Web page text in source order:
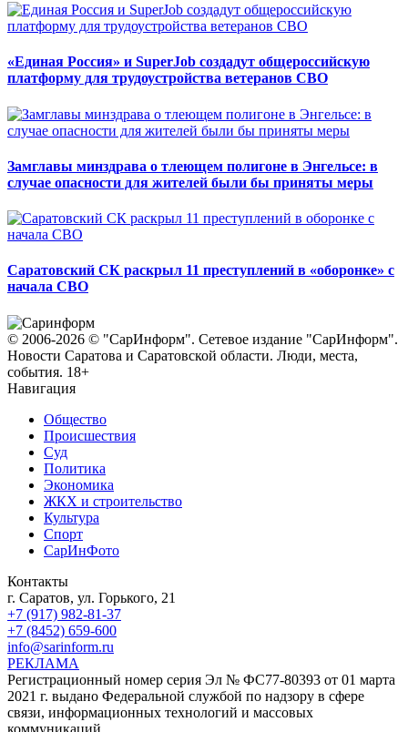
«Единая Россия» и SuperJob создадут общероссийскую
платформу для трудоустройства ветеранов СВО
Замглавы минздрава о тлеющем полигоне в Энгельсе: в
случае опасности для жителей были бы приняты меры
Саратовский СК раскрыл 11 преступлений в «оборонке» с
начала СВО
© 2006-2026 © "СарИнформ". Сетевое издание "СарИнформ".
Новости Саратова и Саратовской области. Люди, места,
события. 18+
Навигация
Общество
Происшествия
Суд
Политика
Экономика
ЖКХ и строительство
Культура
Спорт
СарИнФото
Контакты
г. Саратов, ул. Горького, 21
+7 (917) 982-81-37
+7 (8452) 659-600
info@sarinform.ru
РЕКЛАМА
Регистрационный номер серия Эл № ФС77-80393 от 01 марта
2021 г. выдано Федеральной службой по надзору в сфере
связи, информационных технологий и массовых
коммуникаций.